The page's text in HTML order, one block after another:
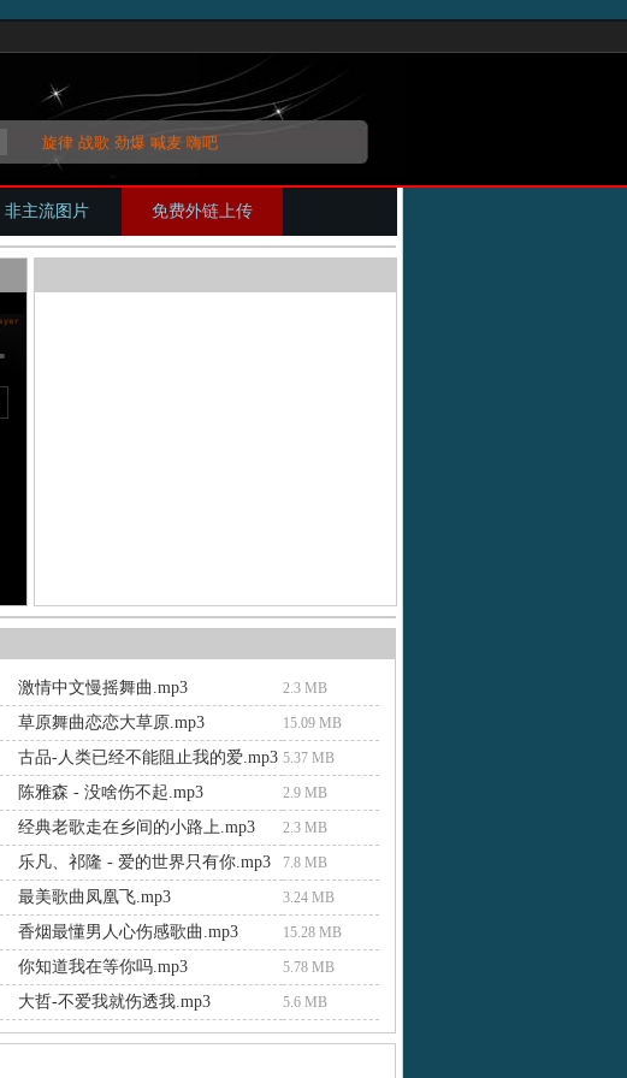
旋律 战歌 劲爆 喊麦 嗨吧
非主流图片 免费外链上传
激情中文慢摇舞曲.mp3 2.3 MB
草原舞曲恋恋大草原.mp3 15.09 MB
古品-人类已经不能阻止我的爱.mp3 5.37 MB
陈雅森 - 没啥伤不起.mp3 2.9 MB
经典老歌走在乡间的小路上.mp3 2.3 MB
乐凡、祁隆 - 爱的世界只有你.mp3 7.8 MB
最美歌曲凤凰飞.mp3 3.24 MB
香烟最懂男人心伤感歌曲.mp3 15.28 MB
你知道我在等你吗.mp3 5.78 MB
大哲-不爱我就伤透我.mp3 5.6 MB